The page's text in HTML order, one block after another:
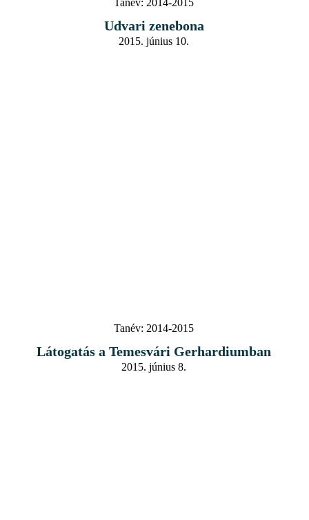
Udvari zenebona
2015. június 10.
Tanév: 2014-2015
Látogatás a Temesvári Gerhardiumban
2015. június 8.